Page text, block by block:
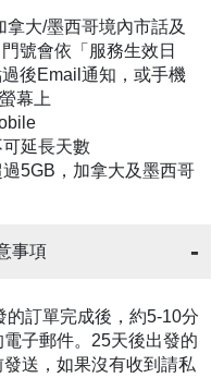
大/墨西哥境內市話及
號會依「服務生效日
後Email通知，或手機
幕上
延長天數
5GB，加拿大及墨西哥
事項
的訂單完成後，約5-10分
子郵件。25天後出發的
送，如果沒有收到請私